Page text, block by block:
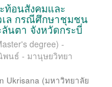
ท้อนสังคมและ
ล กรณีศึกษาชุมชน
นตา จังหวัดกระบี่
degree) -
พนธ์ - มานุษยวิทยา
Ukrisana (มหาวิทยาลัย